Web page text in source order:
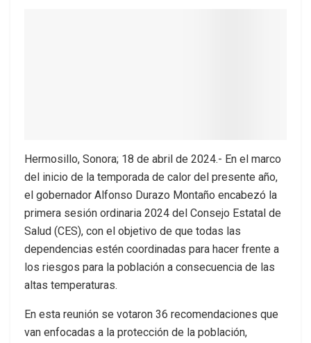
Hermosillo, Sonora; 18 de abril de 2024.- En el marco
del inicio de la temporada de calor del presente año,
el gobernador Alfonso Durazo Montaño encabezó la
primera sesión ordinaria 2024 del Consejo Estatal de
Salud (CES), con el objetivo de que todas las
dependencias estén coordinadas para hacer frente a
los riesgos para la población a consecuencia de las
altas temperaturas.
En esta reunión se votaron 36 recomendaciones que
van enfocadas a la protección de la población,